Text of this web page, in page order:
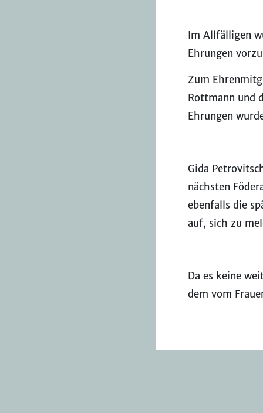
Im Allfälligen
Ehrungen
Zum
Rottmann und
Ehrungen
Gida
nächsten
ebenfalls die
auf, sich zu
Da es keine
dem vom